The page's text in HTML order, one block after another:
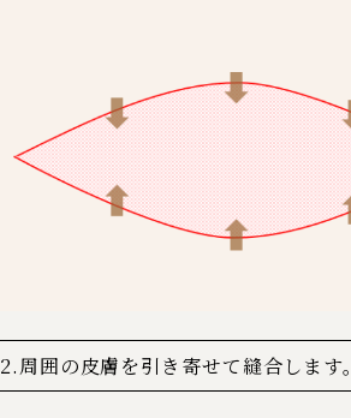
2.周囲の皮膚を引き寄せて縫合します。